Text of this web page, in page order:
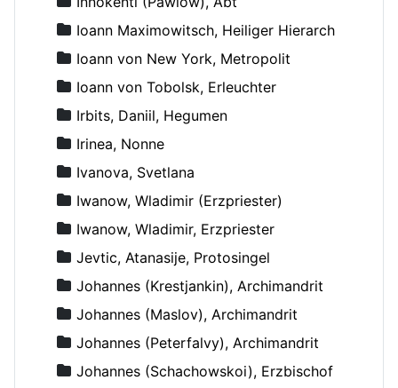
Ioann Maximowitsch, Heiliger Hierarch
Ioann von New York, Metropolit
Ioann von Tobolsk, Erleuchter
Irbits, Daniil, Hegumen
Irinea, Nonne
Ivanova, Svetlana
Iwanow, Wladimir (Erzpriester)
Iwanow, Wladimir, Erzpriester
Jevtic, Atanasije, Protosingel
Johannes (Krestjankin), Archimandrit
Johannes (Maslov), Archimandrit
Johannes (Peterfalvy), Archimandrit
Johannes (Schachowskoi), Erzbischof